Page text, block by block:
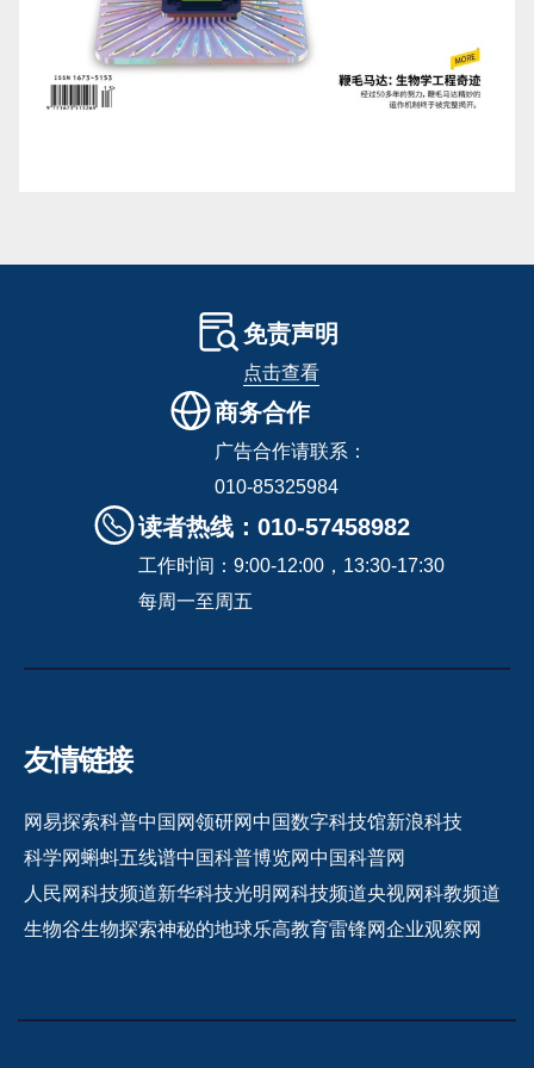
免责声明
点击查看
商务合作
广告合作请联系：
010-85325984
读者热线：010-57458982
工作时间：9:00-12:00，13:30-17:30
每周一至周五
友情链接
网易探索科普中国网领研网中国数字科技馆新浪科技
科学网蝌蚪五线谱中国科普博览网中国科普网
人民网科技频道新华科技光明网科技频道央视网科教频道
生物谷生物探索神秘的地球乐高教育雷锋网企业观察网